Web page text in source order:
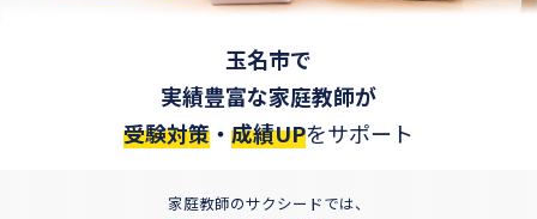
玉名市で
実績豊富な家庭教師が
受験対策 ・ 成績UPをサポート
家庭教師のサクシードでは、